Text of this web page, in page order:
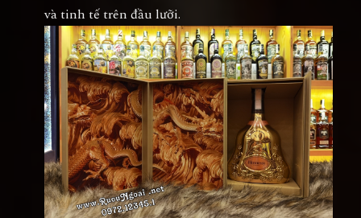
và tinh tế trên đầu lưỡi.